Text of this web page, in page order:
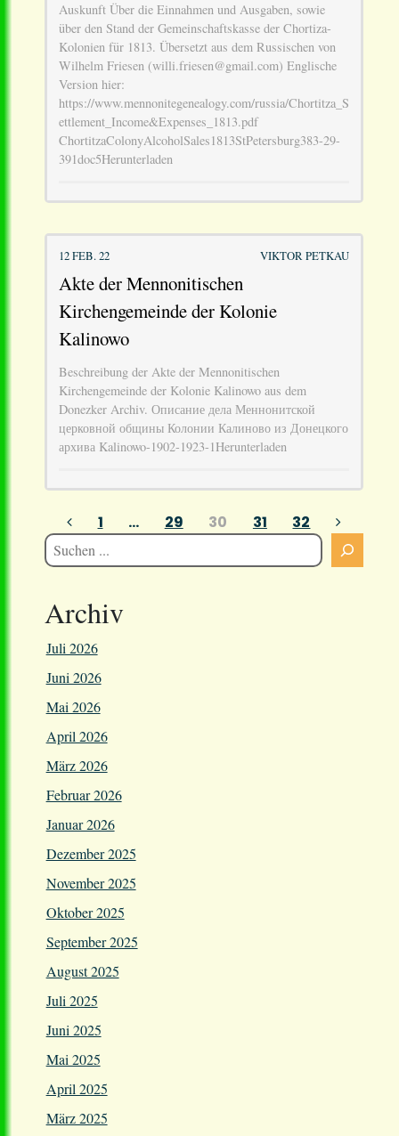
Auskunft Über die Einnahmen und Ausgaben, sowie
über den Stand der Gemeinschaftskasse der Chortiza-
Kolonien für 1813. Übersetzt aus dem Russischen von
Wilhelm Friesen (willi.friesen@gmail.com) Englische
Version hier:
https://www.mennonitegenealogy.com/russia/Chortitza_S
ettlement_Income&Expenses_1813.pdf
ChortitzaColonyAlcoholSales1813StPetersburg383-29-
391doc5Herunterladen
12 FEB. 22 VIKTOR PETKAU
Akte der Mennonitischen
Kirchengemeinde der Kolonie
Kalinowo
Beschreibung der Akte der Mennonitischen
Kirchengemeinde der Kolonie Kalinowo aus dem
Donezker Archiv. Описание дела Меннонитской
церковной общины Колонии Калиново из Донецкого
архива Kalinowo-1902-1923-1Herunterladen
Seitennummerierung
der
Beiträge
1 … 29 30 31 32
Archiv
Juli 2026
Juni 2026
Mai 2026
April 2026
März 2026
Februar 2026
Januar 2026
Dezember 2025
November 2025
Oktober 2025
September 2025
August 2025
Juli 2025
Juni 2025
Mai 2025
April 2025
März 2025